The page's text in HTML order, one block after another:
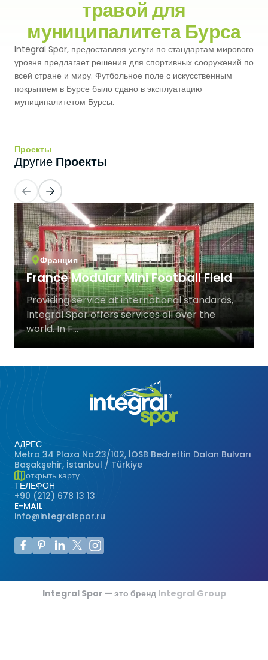
Легкоатлетические Дорожки
Падельные Корты
Падельн Клубы
Корт для Пиклбола
Теннисные Корты
Сквош Корты
Стальные Трибуны
Баскетбольные Корты
Волейбольные Корты
Гандбольные Корты
Многофункциональные Поля
Хоккейные Поля
Бейсбольные Поля
Регби Поля
Бадминтонные Корты
Футзальные Корты
Американский Футбол
Monoturf
PowerGrass
DuoGrass
Падел Турф
Теннисная Трава
Гольфовая Трава
Гибридная Трава
Натуральная Трава
Система Напылительного Покрытия
Полное ПУ покрытие
ПУ Покрытие
Акриловое Покрытие
Модульное Резиновое Покрытие
СБР
Дренированный Шокпад
ПЭ Шокпад
травой для
муниципалитета Бурса
Integral Spor, предоставляя услуги по стандартам мирового
уровня предлагает решения для спортивных сооружений по
всей стране и миру. Футбольное поле с искусственным
покрытием в Бурсе было сдано в эксплуатацию
муниципалитетом Бурсы.
Проекты
Другие Проекты
Франция
France Modular Mini Football Field
Providing service at international standards,
Integral Spor offers services all over the
world. In F...
АДРЕС
Metro 34 Plaza No:23/102, İOSB Bedrettin Dalan Bulvarı
Başakşehir, İstanbul / Türkiye
открыть карту
ТЕЛЕФОН
+90 (212) 678 13 13
E-MAIL
info@integralspor.ru
Integral Spor — это бренд Integral Group